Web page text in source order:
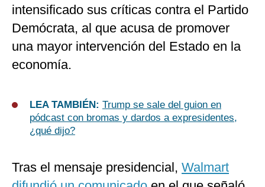
intensificado sus críticas contra el Partido
Demócrata, al que acusa de promover
una mayor intervención del Estado en la
economía.
LEA TAMBIÉN: Trump se sale del guion en
pódcast con bromas y dardos a expresidentes,
¿qué dijo?
Tras el mensaje presidencial, Walmart